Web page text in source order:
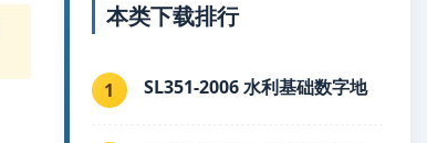
本类下载排行
1 SL351-2006 水利基础数字地